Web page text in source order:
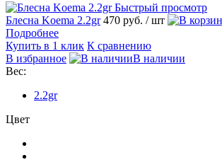
Быстрый просмотр
Блесна Koema 2.2gr 470 руб. / шт
Подробнее
Купить в 1 клик К сравнению
В избранное
В наличии
Вес:
2.2gr
Цвет